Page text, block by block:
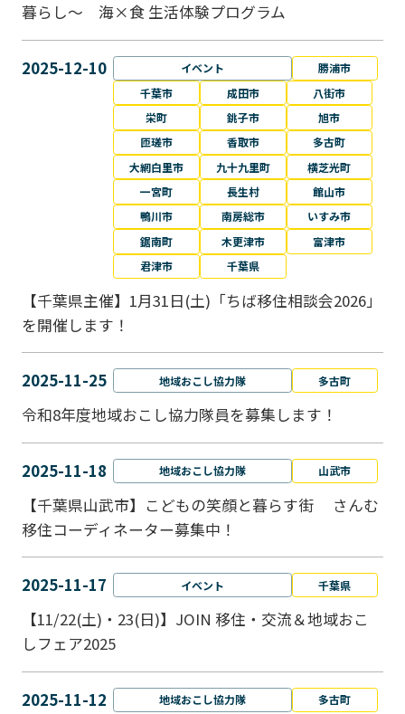
暮らし～ 海×食 生活体験プログラム
2025-12-10 イベント
勝浦市
千葉市
成田市
八街市
栄町
銚子市
旭市
匝瑳市
香取市
多古町
大網白里市
九十九里町
横芝光町
一宮町
長生村
館山市
鴨川市
南房総市
いすみ市
鋸南町
木更津市
富津市
君津市
千葉県
【千葉県主催】1月31日(土)「ちば移住相談会2026」
を開催します！
2025-11-25 地域おこし協力隊 多古町
令和8年度地域おこし協力隊員を募集します！
2025-11-18 地域おこし協力隊 山武市
【千葉県山武市】こどもの笑顔と暮らす街 さんむ
移住コーディネーター募集中！
2025-11-17 イベント 千葉県
【11/22(土)・23(日)】JOIN 移住・交流＆地域おこ
しフェア2025
2025-11-12 地域おこし協力隊 多古町